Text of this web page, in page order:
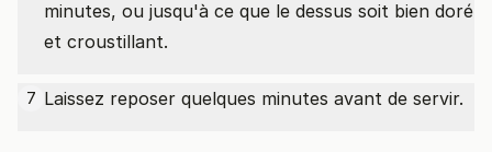
minutes, ou jusqu'à ce que le dessus soit bien doré
et croustillant.
7 Laissez reposer quelques minutes avant de servir.